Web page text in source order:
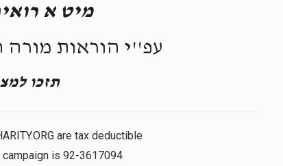
מיט א
עפ''י הוראות
תזכו
are tax deductible
is 92-3617094